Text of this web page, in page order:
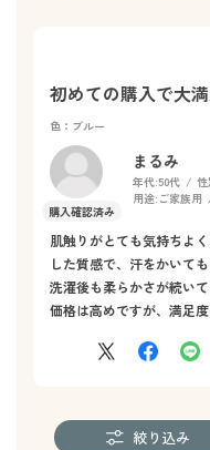
初めての購入で大
色：ブルー
まるみ
年代:50代 性
用途: ご家族用
肌触りがとても気持ちよ
した質感で、汗をかいて
洗濯後も柔らかさが続い
価格は高めですが、満足
絞り込み